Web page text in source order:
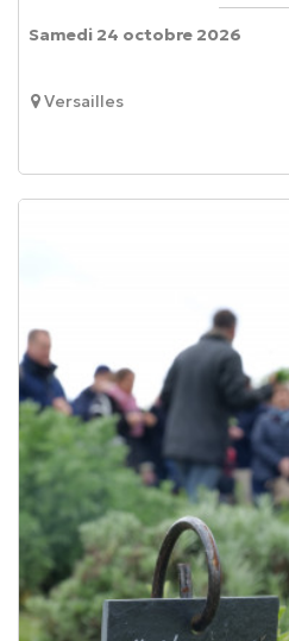
Versailles
Samedi 24 octobre 2026